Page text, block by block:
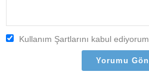
Kullanım Şartlarını kabul ediyorum